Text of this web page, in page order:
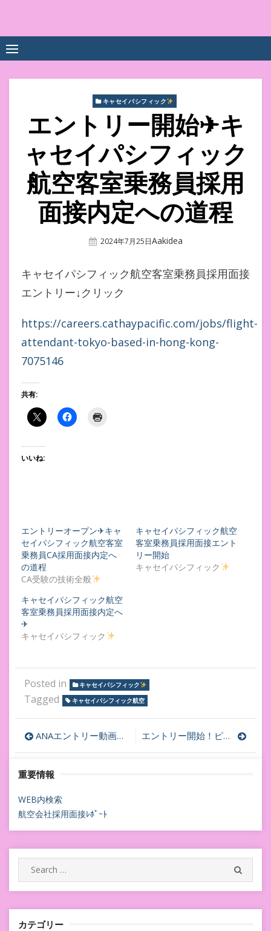
content
数UPｽｸｰﾙ
キャセイパシフィック
エントリー開始✈︎キ
ャセイパシフィック
航空客室乗務員採用
面接内定への道程
Posted
2024年7月25日Author
Aakidea
キャセイパシフィック航空客室乗務員採用面接
エントリー↓クリック
https://careers.cathaypacific.com/jobs/flight-
attendant-tokyo-based-in-hong-kong-
7075146
共有:
いいね:
エントリーオープン✈キャ
セイパシフィック航空客室
乗務員CA採用面接内定へ
の道程
CA受験の技術全般
キャセイパシフィック航空
客室乗務員採用面接エント
リー開始
キャセイパシフィック
キャセイパシフィック航空
客室乗務員採用面接内定へ
✈
キャセイパシフィック
Posted in キャセイパシフィック
Tagged キャセイパシフィック航空
投
稿
ナ
ビ
ゲ
ー
シ
ョ
ン
ANAエントリー動画の注意点✈ANA全日空客室乗務員採用面接内定への道程 エントリー開始！ピーチアビエーション客室乗務員採用面接内定への道程
重要情報
WEB内検索
航空会社採用面接ﾚﾎﾟｰﾄ
Search
for:
カテゴリー